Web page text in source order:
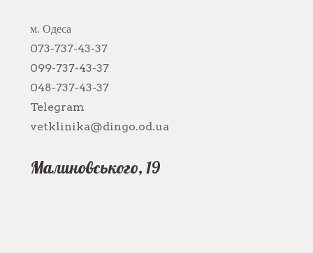
м. Одеса
073-737-43-37
099-737-43-37
048-737-43-37
Telegram
vetklinika@dingo.od.ua
Малиновського, 19